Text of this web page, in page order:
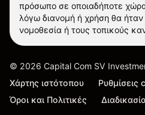
πρόσωπο σε οποιαδήποτε
λόγω διανομή ή χρήση θα ήταν
νομοθεσία ή τους τοπικούς
© 2026 Capital Com SV
Χάρτης ιστότοπου
Ρυθμίσεις
Όροι και Πολιτικές